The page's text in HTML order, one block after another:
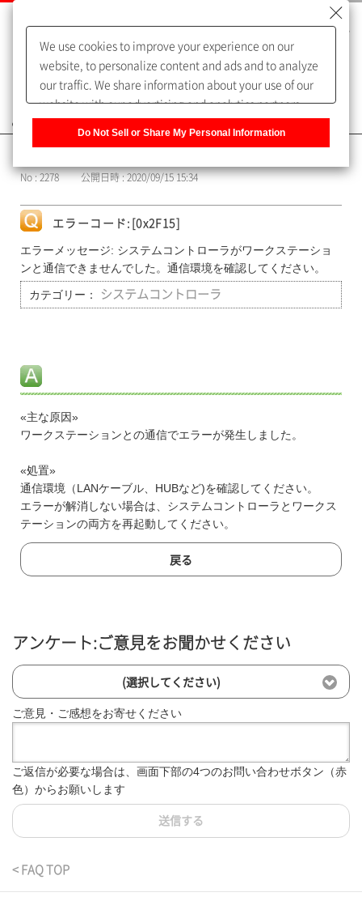
よくあるご質問（FAQ）
No : 2278 公開日時 : 2020/09/15 15:34
エラーコード:[0x2F15]
エラーメッセージ: システムコントローラがワークステーショ
ンと通信できませんでした。通信環境を確認してください。
カテゴリー： システムコントローラ
«主な原因»
ワークステーションとの通信でエラーが発生しました。
«処置»
通信環境（LANケーブル、HUBなど)を確認してください。
エラーが解消しない場合は、システムコントローラとワークス
テーションの両方を再起動してください。
戻る
アンケート:ご意見をお聞かせください
(選択してください)
ご意見・ご感想をお寄せください
ご返信が必要な場合は、画面下部の4つのお問い合わせボタン（赤
色）からお願いします
送信する
< FAQ TOP
We use cookies to improve your experience on our
website, to personalize content and ads and to analyze
our traffic. We share information about your use of our
website with our advertising and analytics partners,
of our sharing information about you with our partners.
Information] to customize your cookie settings on our
Do Not Sell or Share My Personal Information